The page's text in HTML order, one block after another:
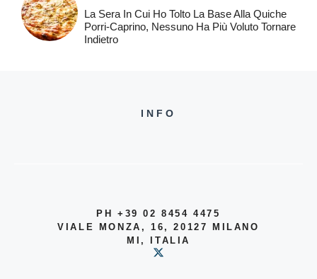
La Sera In Cui Ho Tolto La Base Alla Quiche
Porri-Caprino, Nessuno Ha Più Voluto Tornare
Indietro
INFO
PH +39 02 8454 4475
VIALE MONZA, 16, 20127 MILANO
MI, ITALIA